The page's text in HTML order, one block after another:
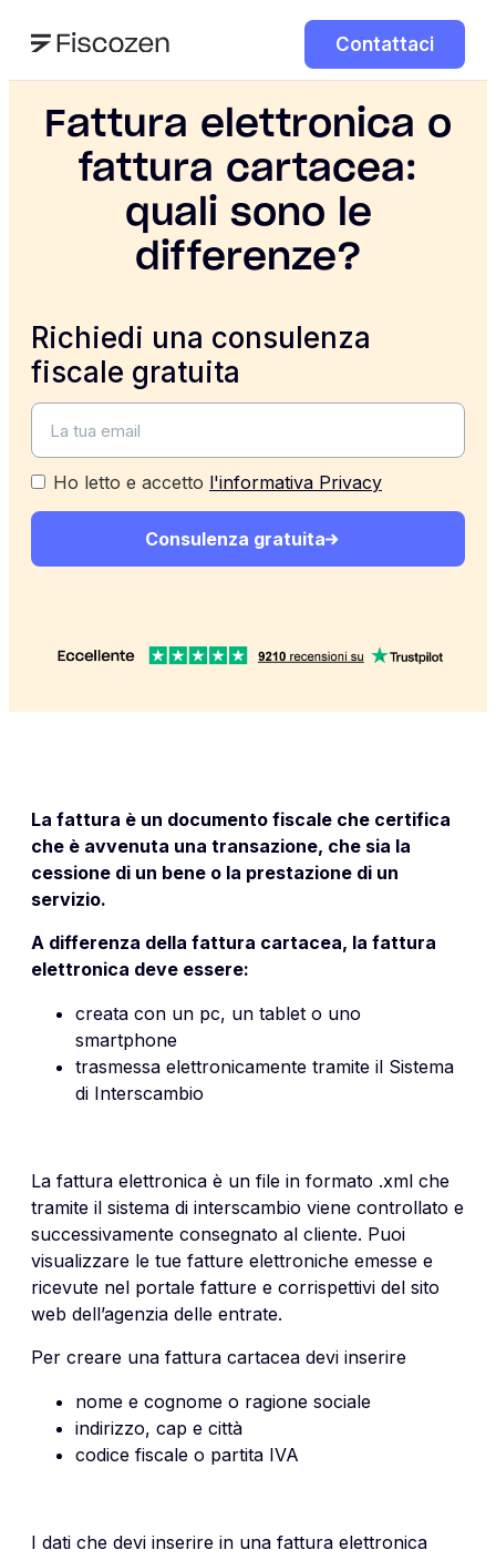
Contattaci
Fattura elettronica o
fattura cartacea:
quali sono le
differenze?
Richiedi una consulenza
fiscale gratuita
Ho letto e accetto l'informativa Privacy
Consulenza gratuita
La fattura è un documento fiscale che certifica
che è avvenuta una transazione, che sia la
cessione di un bene o la prestazione di un
servizio.
A differenza della fattura cartacea, la fattura
elettronica deve essere:
creata con un pc, un tablet o uno
smartphone
trasmessa elettronicamente tramite il Sistema
di Interscambio
La fattura elettronica è un file in formato .xml che
tramite il sistema di interscambio viene controllato e
successivamente consegnato al cliente. Puoi
visualizzare le tue fatture elettroniche emesse e
ricevute nel portale fatture e corrispettivi del sito
web dell’agenzia delle entrate.
Per creare una fattura cartacea devi inserire
nome e cognome o ragione sociale
indirizzo, cap e città
codice fiscale o partita IVA
I dati che devi inserire in una fattura elettronica